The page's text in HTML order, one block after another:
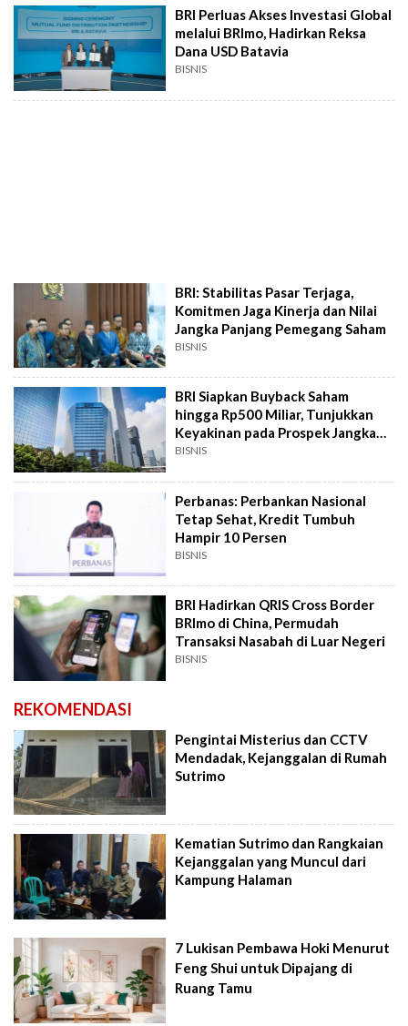
BRI Perluas Akses Investasi Global
melalui BRImo, Hadirkan Reksa
Dana USD Batavia
BISNIS
BRI: Stabilitas Pasar Terjaga,
Komitmen Jaga Kinerja dan Nilai
Jangka Panjang Pemegang Saham
BISNIS
BRI Siapkan Buyback Saham
hingga Rp500 Miliar, Tunjukkan
Keyakinan pada Prospek Jangka
Panjang
BISNIS
Perbanas: Perbankan Nasional
Tetap Sehat, Kredit Tumbuh
Hampir 10 Persen
BISNIS
BRI Hadirkan QRIS Cross Border
BRImo di China, Permudah
Transaksi Nasabah di Luar Negeri
BISNIS
REKOMENDASI
Pengintai Misterius dan CCTV
Mendadak, Kejanggalan di Rumah
Sutrimo
Kematian Sutrimo dan Rangkaian
Kejanggalan yang Muncul dari
Kampung Halaman
7 Lukisan Pembawa Hoki Menurut
Feng Shui untuk Dipajang di
Ruang Tamu